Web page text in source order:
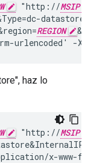
"http://
REGION
urlencoded' -X
haz lo
"http://
x-www-